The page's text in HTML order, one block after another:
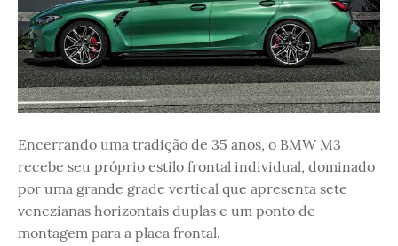
Encerrando uma tradição de 35 anos, o BMW M3
recebe seu próprio estilo frontal individual, dominado
por uma grande grade vertical que apresenta sete
venezianas horizontais duplas e um ponto de
montagem para a placa frontal.